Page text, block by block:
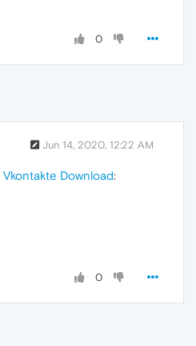
0
Jun 14, 2020, 12:22 AM
Vkontakte Download:
0